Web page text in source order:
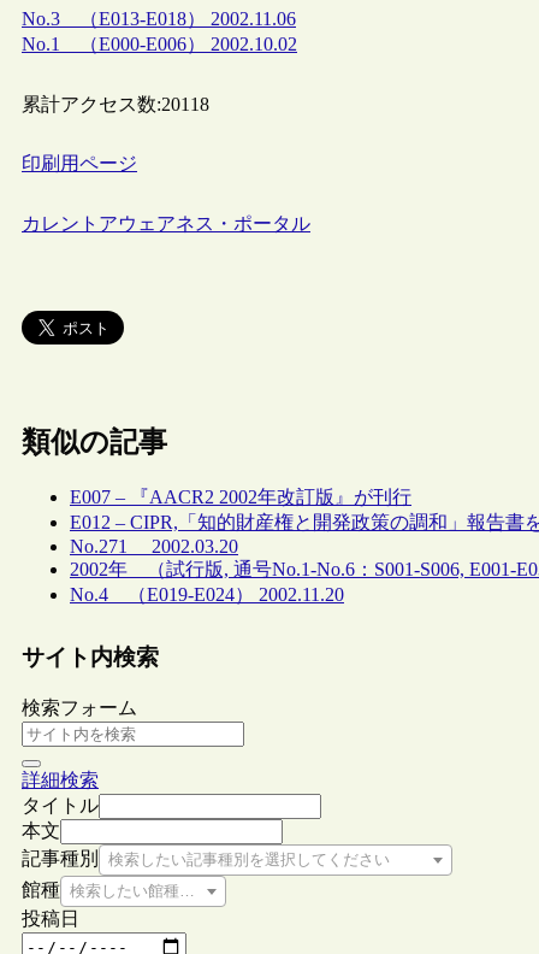
No.3 （E013-E018） 2002.11.06
No.1 （E000-E006） 2002.10.02
累計アクセス数:20118
印刷用ページ
カレントアウェアネス・ポータル
類似の記事
E007 – 『AACR2 2002年改訂版』が刊行
E012 – CIPR,「知的財産権と開発政策の調和」報告書
No.271 2002.03.20
2002年 （試行版, 通号No.1-No.6：S001-S006, E001-
No.4 （E019-E024） 2002.11.20
サイト内検索
検索フォーム
詳細検索
タイトル
本文
記事種別
検索したい記事種別を選択してください
館種 検索したい館種を選択してください
投稿日